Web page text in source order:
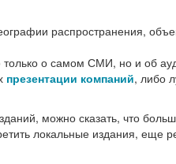
распространения,
о самом СМИ, но и об
презентации компаний, либо
можно сказать, что
локальные издания, еще